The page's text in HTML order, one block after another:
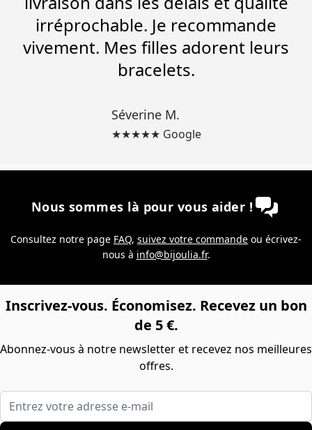
irréprochable. Je recommande
vivement. Mes filles adorent leurs
bracelets.
Séverine M.
★★★★★ Google
Nous sommes là pour vous aider !
Consultez notre page FAQ, suivez votre commande ou écrivez-
nous à info@bijoulia.fr.
Inscrivez-vous. Économisez. Recevez un bon
de 5 €.
Abonnez-vous à notre newsletter et recevez nos meilleures
offres.
Entrez votre adresse e-mail